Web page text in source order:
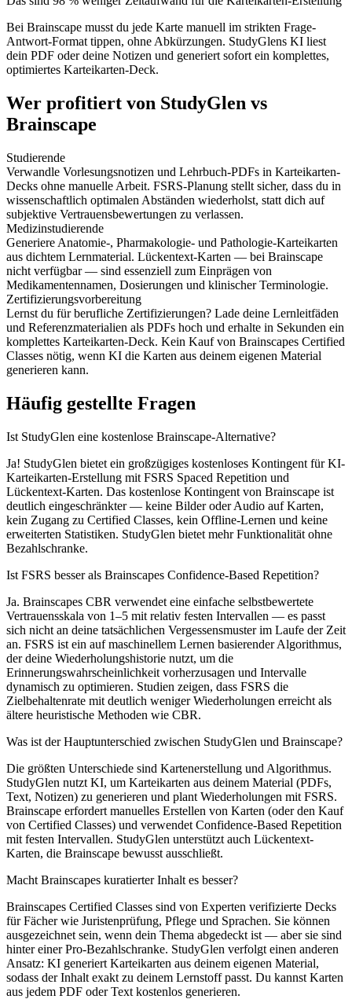
Bei Brainscape musst du jede Karte manuell im strikten Frage-
Antwort-Format tippen, ohne Abkürzungen. StudyGlens KI liest
dein PDF oder deine Notizen und generiert sofort ein komplettes,
optimiertes Karteikarten-Deck.
Wer profitiert von StudyGlen vs
Brainscape
Studierende
Verwandle Vorlesungsnotizen und Lehrbuch-PDFs in Karteikarten-
Decks ohne manuelle Arbeit. FSRS-Planung stellt sicher, dass du in
wissenschaftlich optimalen Abständen wiederholst, statt dich auf
subjektive Vertrauensbewertungen zu verlassen.
Medizinstudierende
Generiere Anatomie-, Pharmakologie- und Pathologie-Karteikarten
aus dichtem Lernmaterial. Lückentext-Karten — bei Brainscape
nicht verfügbar — sind essenziell zum Einprägen von
Medikamentennamen, Dosierungen und klinischer Terminologie.
Zertifizierungsvorbereitung
Lernst du für berufliche Zertifizierungen? Lade deine Lernleitfäden
und Referenzmaterialien als PDFs hoch und erhalte in Sekunden ein
komplettes Karteikarten-Deck. Kein Kauf von Brainscapes Certified
Classes nötig, wenn KI die Karten aus deinem eigenen Material
generieren kann.
Häufig gestellte Fragen
Ist StudyGlen eine kostenlose Brainscape-Alternative?
Ja! StudyGlen bietet ein großzügiges kostenloses Kontingent für KI-
Karteikarten-Erstellung mit FSRS Spaced Repetition und
Lückentext-Karten. Das kostenlose Kontingent von Brainscape ist
deutlich eingeschränkter — keine Bilder oder Audio auf Karten,
kein Zugang zu Certified Classes, kein Offline-Lernen und keine
erweiterten Statistiken. StudyGlen bietet mehr Funktionalität ohne
Bezahlschranke.
Ist FSRS besser als Brainscapes Confidence-Based Repetition?
Ja. Brainscapes CBR verwendet eine einfache selbstbewertete
Vertrauensskala von 1–5 mit relativ festen Intervallen — es passt
sich nicht an deine tatsächlichen Vergessensmuster im Laufe der Zeit
an. FSRS ist ein auf maschinellem Lernen basierender Algorithmus,
der deine Wiederholungshistorie nutzt, um die
Erinnerungswahrscheinlichkeit vorherzusagen und Intervalle
dynamisch zu optimieren. Studien zeigen, dass FSRS die
Zielbehaltenrate mit deutlich weniger Wiederholungen erreicht als
ältere heuristische Methoden wie CBR.
Was ist der Hauptunterschied zwischen StudyGlen und Brainscape?
Die größten Unterschiede sind Kartenerstellung und Algorithmus.
StudyGlen nutzt KI, um Karteikarten aus deinem Material (PDFs,
Text, Notizen) zu generieren und plant Wiederholungen mit FSRS.
Brainscape erfordert manuelles Erstellen von Karten (oder den Kauf
von Certified Classes) und verwendet Confidence-Based Repetition
mit festen Intervallen. StudyGlen unterstützt auch Lückentext-
Karten, die Brainscape bewusst ausschließt.
Macht Brainscapes kuratierter Inhalt es besser?
Brainscapes Certified Classes sind von Experten verifizierte Decks
für Fächer wie Juristenprüfung, Pflege und Sprachen. Sie können
ausgezeichnet sein, wenn dein Thema abgedeckt ist — aber sie sind
hinter einer Pro-Bezahlschranke. StudyGlen verfolgt einen anderen
Ansatz: KI generiert Karteikarten aus deinem eigenen Material,
sodass der Inhalt exakt zu deinem Lernstoff passt. Du kannst Karten
aus jedem PDF oder Text kostenlos generieren.